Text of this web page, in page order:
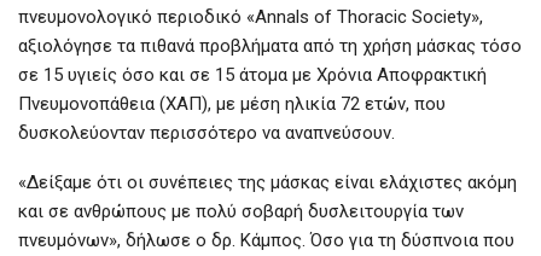
πνευμονολογικό περιοδικό «Annals of Thoracic Society»,
αξιολόγησε τα πιθανά προβλήματα από τη χρήση μάσκας τόσο
σε 15 υγιείς όσο και σε 15 άτομα με Χρόνια Αποφρακτική
Πνευμονοπάθεια (ΧΑΠ), με μέση ηλικία 72 ετών, που
δυσκολεύονταν περισσότερο να αναπνεύσουν.
«Δείξαμε ότι οι συνέπειες της μάσκας είναι ελάχιστες ακόμη
και σε ανθρώπους με πολύ σοβαρή δυσλειτουργία των
πνευμόνων», δήλωσε ο δρ. Κάμπος. Όσο για τη δύσπνοια που